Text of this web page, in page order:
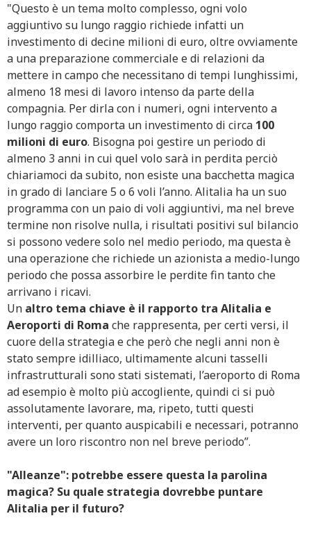
"Questo è un tema molto complesso, ogni volo
aggiuntivo su lungo raggio richiede infatti un
investimento di decine milioni di euro, oltre ovviamente
a una preparazione commerciale e di relazioni da
mettere in campo che necessitano di tempi lunghissimi,
almeno 18 mesi di lavoro intenso da parte della
compagnia. Per dirla con i numeri, ogni intervento a
lungo raggio comporta un investimento di circa 100
milioni di euro. Bisogna poi gestire un periodo di
almeno 3 anni in cui quel volo sarà in perdita perciò
chiariamoci da subito, non esiste una bacchetta magica
in grado di lanciare 5 o 6 voli l’anno. Alitalia ha un suo
programma con un paio di voli aggiuntivi, ma nel breve
termine non risolve nulla, i risultati positivi sul bilancio
si possono vedere solo nel medio periodo, ma questa è
una operazione che richiede un azionista a medio-lungo
periodo che possa assorbire le perdite fin tanto che
arrivano i ricavi.
Un altro tema chiave è il rapporto tra Alitalia e
Aeroporti di Roma che rappresenta, per certi versi, il
cuore della strategia e che però che negli anni non è
stato sempre idilliaco, ultimamente alcuni tasselli
infrastrutturali sono stati sistemati, l’aeroporto di Roma
ad esempio è molto più accogliente, quindi ci si può
assolutamente lavorare, ma, ripeto, tutti questi
interventi, per quanto auspicabili e necessari, potranno
avere un loro riscontro non nel breve periodo”.
"Alleanze": potrebbe essere questa la parolina
magica? Su quale strategia dovrebbe puntare
Alitalia per il futuro?